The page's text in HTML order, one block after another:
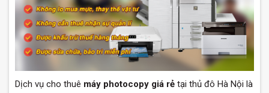
Dịch vụ cho thuê máy photocopy giá rẻ tại thủ đô Hà Nội là